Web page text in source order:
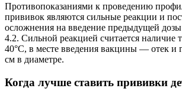
Противопоказаниями к проведению
прививок являются сильные реакции и
осложнения на введение предыдущей
4.2. Сильной реакцией считается наличие
40°С, в месте введения вакцины — отек и
см в диаметре.
Когда лучше ставить прививки